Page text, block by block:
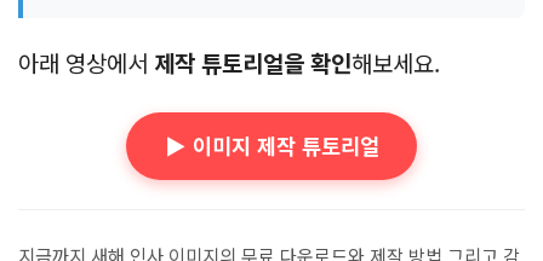
아래 영상에서 제작 튜토리얼을 확인해보세요.
▶️ 이미지 제작 튜토리얼
지금까지 새해 인사 이미지의 무료 다운로드와 제작 방법 그리고 감